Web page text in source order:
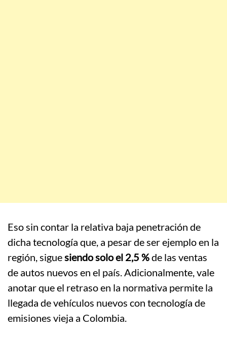
Eso sin contar la relativa baja penetración de
dicha tecnología que, a pesar de ser ejemplo en la
región, siguesiendo solo el 2,5 %de las ventas
de autos nuevos en el país. Adicionalmente, vale
anotar que el retraso en la normativa permite la
llegada de vehículos nuevos con tecnología de
emisiones vieja a Colombia.